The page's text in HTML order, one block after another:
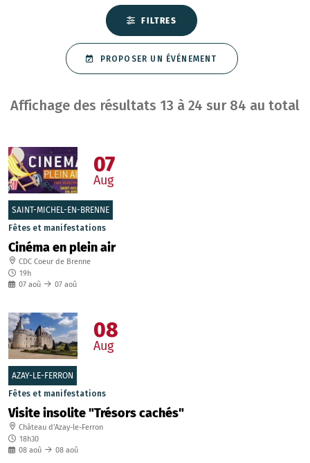
FILTRES
PROPOSER UN ÉVÉNEMENT
Affichage des résultats 13 à 24 sur 84 au total
SAINT-MICHEL-EN-BRENNE
Fêtes et manifestations
Cinéma en plein air
CDC Coeur de Brenne
19h
07 aoû 07 aoû
07
Aug
AZAY-LE-FERRON
Fêtes et manifestations
Visite insolite "Trésors cachés"
Château d'Azay-le-Ferron
18h30
08 aoû 08 aoû
08
Aug